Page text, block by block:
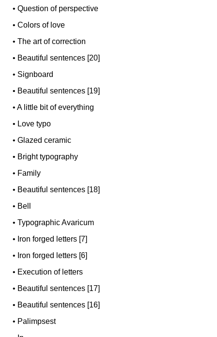
•Question of perspective
•Colors of love
•The art of correction
• Beautiful sentences [20]
• Signboard
• Beautiful sentences [19]
•A little bit of everything
• Love typo
•Glazed ceramic
• Bright typography
• Family
• Beautiful sentences [18]
• Bell
•Typographic Avaricum
• Iron forged letters [7]
• Iron forged letters [6]
• Execution of letters
• Beautiful sentences [17]
• Beautiful sentences [16]
• Palimpsest